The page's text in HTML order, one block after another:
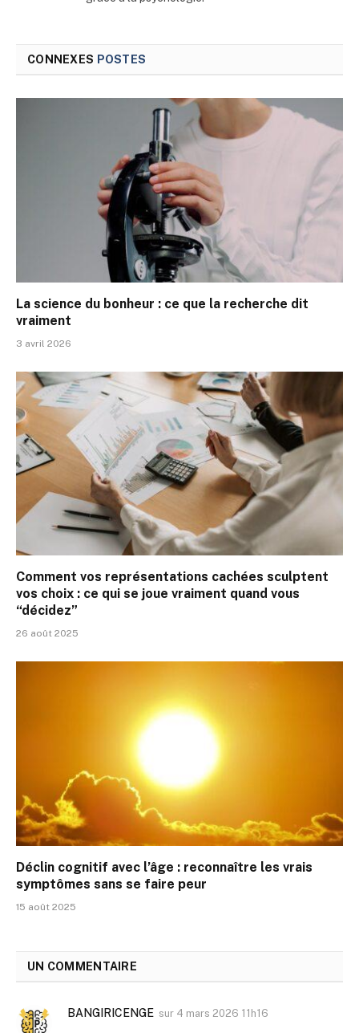
CONNEXES POSTES
La science du bonheur : ce que la recherche dit
vraiment
3 avril 2026
Comment vos représentations cachées sculptent
vos choix : ce qui se joue vraiment quand vous
“décidez”
26 août 2025
Déclin cognitif avec l’âge : reconnaître les vrais
symptômes sans se faire peur
15 août 2025
UN COMMENTAIRE
BANGIRICENGE sur 4 mars 2026 11h16